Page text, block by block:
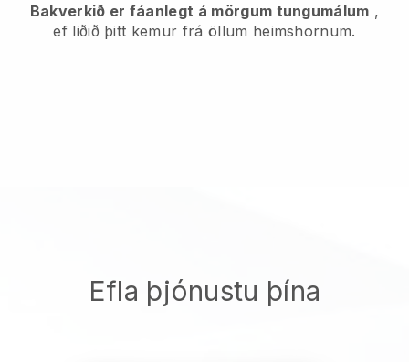
Bakverkið er fáanlegt á mörgum tungumálum ,
ef liðið þitt kemur frá öllum heimshornum.
Efla þjónustu þína